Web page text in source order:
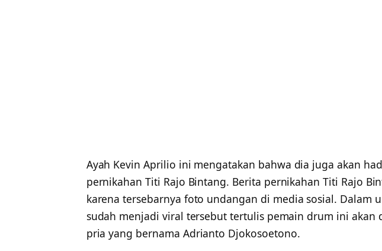
Ayah Kevin Aprilio ini mengatakan bahwa dia juga akan
pernikahan Titi Rajo Bintang. Berita pernikahan Titi Rajo
karena tersebarnya foto undangan di media sosial. Dalam
sudah menjadi viral tersebut tertulis pemain drum ini akan
pria yang bernama Adrianto Djokosoetono.